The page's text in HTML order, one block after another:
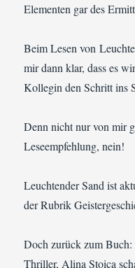
Elementen gar des
Beim Lesen von
mir dann klar, dass es
Kollegin den Schritt ins
Denn nicht nur von mir
Leseempfehlung, nein!
Leuchtender Sand ist
der Rubrik
Doch zurück zum
Thriller, Alina Stoica